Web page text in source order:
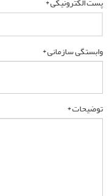
وابستگی سازمانی *
توضیحات *